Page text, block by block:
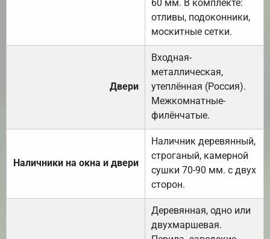
60 мм. В комплекте:
отливы, подоконники,
москитные сетки.
Двери
Входная-
металлическая,
утеплённая (Россия).
Межкомнатные-
филёнчатые.
Наличники на окна и двери
Наличник деревянный,
строганый, камерной
сушки 70-90 мм. с двух
сторон.
Деревянная, одно или
двухмаршевая.